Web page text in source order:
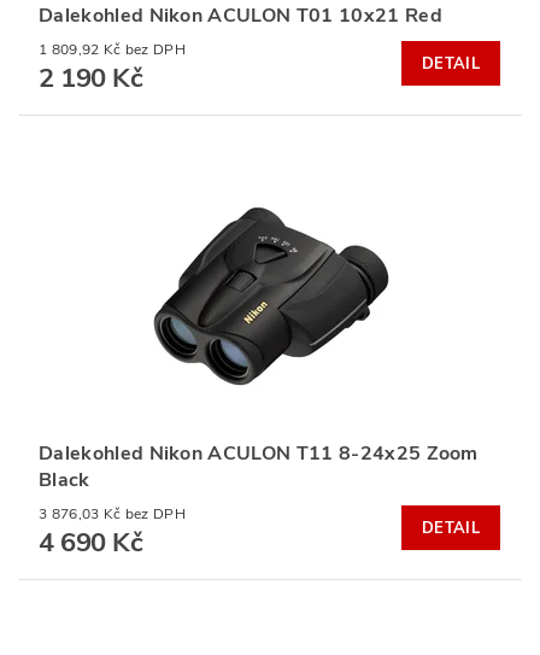
Dalekohled Nikon ACULON T01 10x21 Red
1 809,92 Kč bez DPH
2 190 Kč DETAIL
Dalekohled Nikon ACULON T11 8-24x25 Zoom
Black
3 876,03 Kč bez DPH
4 690 Kč DETAIL